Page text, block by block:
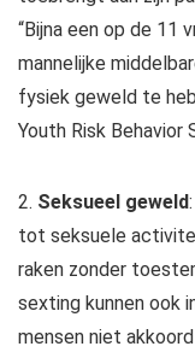
“Bijna een op de 11
mannelijke
fysiek geweld te
Youth Risk Behavior
2. Seksueel geweld
tot seksuele
raken zonder
sexting kunnen ook
mensen niet